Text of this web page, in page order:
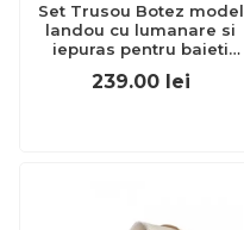
Set Trusou Botez model
landou cu lumanare si
iepuras pentru baieti
decor bleu Denikos® 171 -
NKO1726
239.00 lei